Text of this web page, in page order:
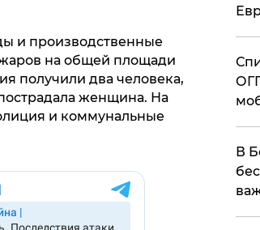
и производственные
на общей площади
получили два человека,
женщина. На
и коммунальные
В